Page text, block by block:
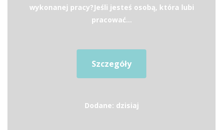
wykonanej pracy?Jeśli jesteś osobą, która lubi
pracować...
Szczegóły
Dodane: dzisiaj